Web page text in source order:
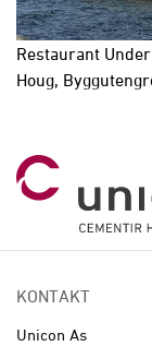
Restaurant
Houg,
KONTAKT
Unicon As